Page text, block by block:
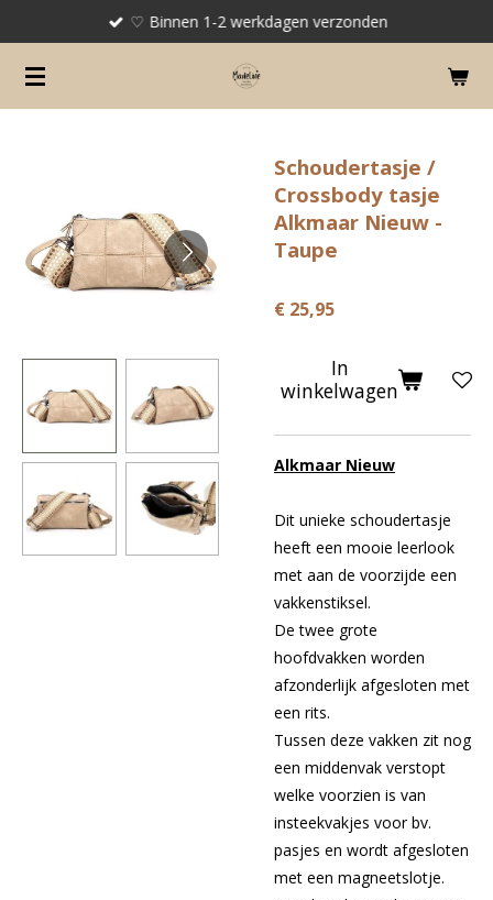
naar
de
♡ Binnen 1-2 werkdagen verzonden
Schoudertasje /
Crossbody tasje
Alkmaar Nieuw -
Taupe
€ 25,95
In
winkelwagen
Alkmaar Nieuw
Dit unieke schoudertasje
heeft een mooie leerlook
met aan de voorzijde een
vakkenstiksel.
De twee grote
hoofdvakken worden
afzonderlijk afgesloten met
een rits.
Tussen deze vakken zit nog
een middenvak verstopt
welke voorzien is van
insteekvakjes voor bv.
pasjes en wordt afgesloten
met een magneetslotje.